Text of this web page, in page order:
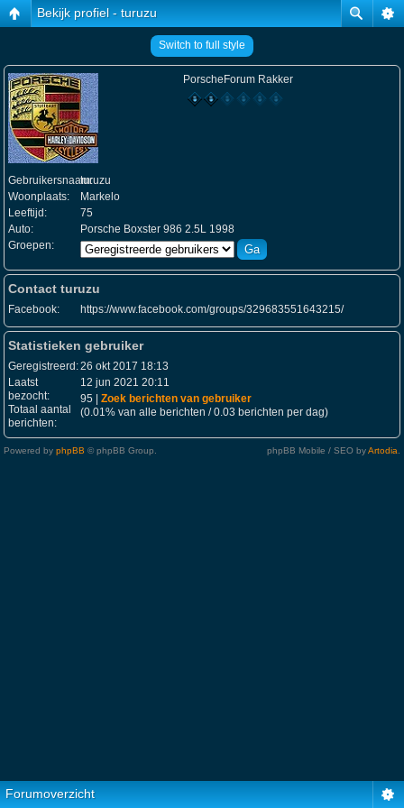
Bekijk profiel - turuzu
Switch to full style
PorscheForum Rakker
Gebruikersnaam:turuzu
Woonplaats:
Markelo
Leeftijd:
75
Auto:
Porsche Boxster 986 2.5L 1998
Groepen:
Contact turuzu
Facebook: https://www.facebook.com/groups/329683551643215/
Statistieken gebruiker
Geregistreerd:26 okt 2017 18:13
Laatst
bezocht:
12 jun 2021 20:11
Totaal aantal
berichten:
95 | Zoek berichten van gebruiker
(0.01% van alle berichten / 0.03 berichten per dag)
Powered by phpBB © phpBB Group. phpBB Mobile / SEO byArtodia
Forumoverzicht